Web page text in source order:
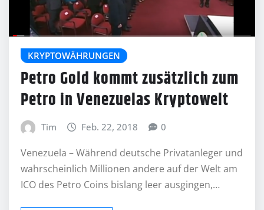
KRYPTOWÄHRUNGEN
Petro Gold kommt zusätzlich zum
Petro in Venezuelas Kryptowelt
Tim Feb. 22, 2018 0
Venezuela – Während deutsche Privatanleger und
wahrscheinlich Millionen andere auf der Welt am
ICO des Petro Coins bislang leer ausgingen,…